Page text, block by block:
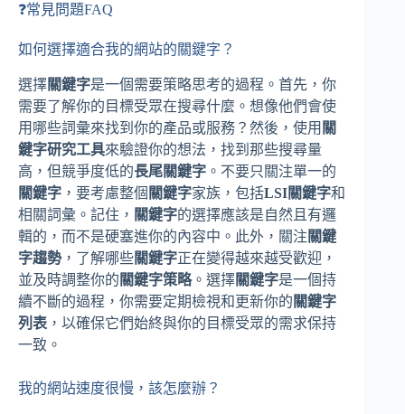
❓常見問題FAQ
如何選擇適合我的網站的關鍵字？
選擇關鍵字是一個需要策略思考的過程。首先，你
需要了解你的目標受眾在搜尋什麼。想像他們會使
用哪些詞彙來找到你的產品或服務？然後，使用 關
鍵字研究工具來驗證你的想法，找到那些搜尋量
高，但競爭度低的長尾關鍵字 。不要只關注單一的
關鍵字 ，要考慮整個 關鍵字家族，包括LSI關鍵字和
相關詞彙。記住， 關鍵字的選擇應該是自然且有邏
輯的，而不是硬塞進你的內容中。此外，關注 關鍵
字趨勢，了解哪些關鍵字正在變得越來越受歡迎，
並及時調整你的 關鍵字策略。選擇關鍵字是一個持
續不斷的過程，你需要定期檢視和更新你的 關鍵字
列表 ，以確保它們始終與你的目標受眾的需求保持
一致。
我的網站速度很慢，該怎麼辦？